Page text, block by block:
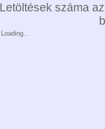
Letöltések száma
Loading...